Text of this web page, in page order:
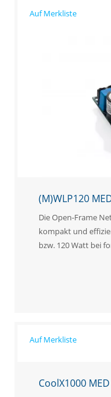
(M)WLP120
Die Open-Frame
kompakt und
bzw. 120 Watt bei
CoolX1000